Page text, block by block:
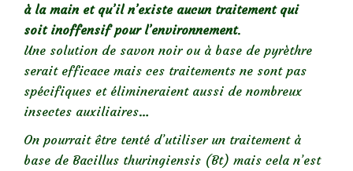
à la main et qu’il n’existe aucun traitement qui
soit inoffensif pour l’environnement.
Une solution de savon noir ou à base de pyrèthre
serait efficace mais ces traitements ne sont pas
spécifiques et élimineraient aussi de nombreux
insectes auxiliaires…
On pourrait être tenté d’utiliser un traitement à
base de Bacillus thuringiensis (Bt) mais cela n’est